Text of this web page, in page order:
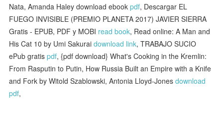
Nata, Amanda Haley download ebookpdf, Descargar EL
FUEGO INVISIBLE (PREMIO PLANETA 2017) JAVIER SIERRA
Gratis - EPUB, PDF y MOBI read book, Read online: A Man and
His Cat 10 by Umi Sakuraidownload link, TRABAJO SUCIO
ePub gratispdf, {pdf download} What's Cooking in the Kremlin:
From Rasputin to Putin, How Russia Built an Empire with a Knife
and Fork by Witold Szablowski, Antonia Lloyd-Jonesdownload
pdf,